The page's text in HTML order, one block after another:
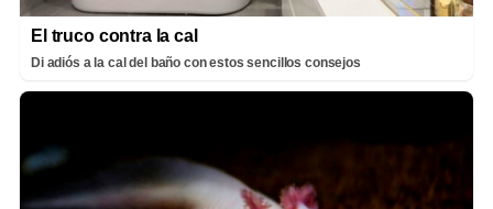
El truco contra la cal
Di adiós a la cal del baño con estos sencillos consejos